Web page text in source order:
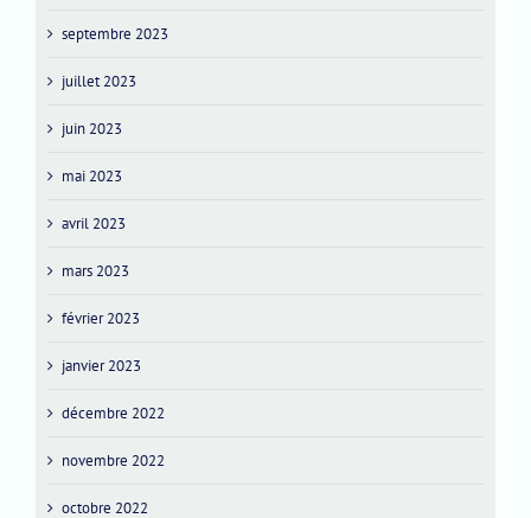
septembre 2023
juillet 2023
juin 2023
mai 2023
avril 2023
mars 2023
février 2023
janvier 2023
décembre 2022
novembre 2022
octobre 2022